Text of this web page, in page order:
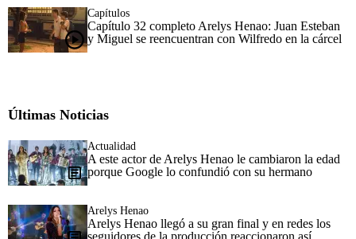
Capítulos
Capítulo 32 completo Arelys Henao: Juan Esteban
y Miguel se reencuentran con Wilfredo en la cárcel
Últimas Noticias
Actualidad
A este actor de Arelys Henao le cambiaron la edad
porque Google lo confundió con su hermano
Arelys Henao
Arelys Henao llegó a su gran final y en redes los
seguidores de la producción reaccionaron así